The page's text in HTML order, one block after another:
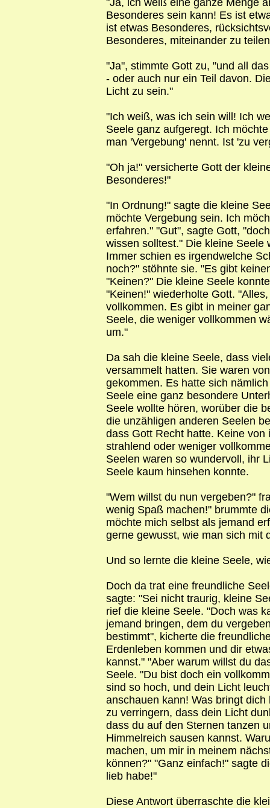
"Ja, ich weiß eine ganze Menge
Besonderes sein kann! Es ist
ist etwas Besonderes,
Besonderes, miteinander zu
"Ja", stimmte Gott zu, "und all
- oder auch nur ein Teil davon.
Licht zu sein."
"Ich weiß, was ich sein will! Ich
Seele ganz aufgeregt. Ich
man 'Vergebung' nennt. Ist 'zu
"Oh ja!" versicherte Gott der
Besonderes!"
"In Ordnung!" sagte die kleine
möchte Vergebung sein. Ich
erfahren." "Gut", sagte Gott,
wissen solltest." Die kleine Seele
Immer schien es irgendwelche
noch?" stöhnte sie. "Es gibt
"Keinen?" Die kleine Seele
"Keinen!" wiederholte Gott.
vollkommen. Es gibt in meiner
Seele, die weniger vollkommen
um."
Da sah die kleine Seele, dass
versammelt hatten. Sie waren
gekommen. Es hatte sich
Seele eine ganz besondere
Seele wollte hören, worüber die
die unzähligen anderen Seelen
dass Gott Recht hatte. Keine
strahlend oder weniger
Seelen waren so wundervoll, ihr
Seele kaum hinsehen konnte.
"Wem willst du nun vergeben?"
wenig Spaß machen!" brummte
möchte mich selbst als jemand
gerne gewusst, wie man sich mit
Und so lernte die kleine Seele,
Doch da trat eine freundliche
sagte: "Sei nicht traurig, kleine
rief die kleine Seele. "Doch was
jemand bringen, dem du
bestimmt", kicherte die
Erdenleben kommen und dir
kannst." "Aber warum willst du
Seele. "Du bist doch ein
sind so hoch, und dein Licht
anschauen kann! Was bringt
zu verringern, dass dein Licht
dass du auf den Sternen tanzen
Himmelreich sausen kannst.
machen, um mir in meinem
können?" "Ganz einfach!" sagte
lieb habe!"
Diese Antwort überraschte die